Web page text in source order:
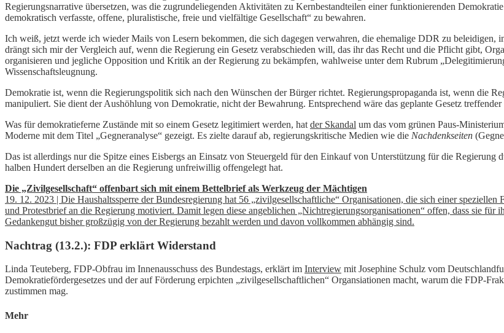
Regierungsnarrative übersetzen, was die zugrundeliegenden Aktivitäten zu Kernbestandteilen einer funktionierenden
demokratisch verfasste, offene, pluralistische, freie und vielfältige Gesellschaft“ zu bewahren.
Ich weiß, jetzt werde ich wieder Mails von Lesern bekommen, die sich dagegen verwahren, die ehemalige DDR zu beleidigen,
drängt sich mir der Vergleich auf, wenn die Regierung ein Gesetz verabschieden will, das ihr das Recht und die Pflicht gibt,
organisieren und jegliche Opposition und Kritik an der Regierung zu bekämpfen, wahlweise unter dem Rubrum
Wissenschaftsleugnung.
Demokratie ist, wenn die Regierungspolitik sich nach den Wünschen der Bürger richtet. Regierungspropaganda ist, wenn die
manipuliert. Sie dient der Aushöhlung von Demokratie, nicht der Bewahrung. Entsprechend wäre das geplante Gesetz
Was für demokratieferne Zustände mit so einem Gesetz legitimiert werden, hat der Skandal um das vom grünen Paus-
Moderne mit dem Titel „Gegneranalyse“ gezeigt. Es zielte darauf ab, regierungskritische Medien wie die Nachdenkseiten
Das ist allerdings nur die Spitze eines Eisbergs an Einsatz von Steuergeld für den Einkauf von Unterstützung für die
halben Hundert derselben an die Regierung unfreiwillig offengelegt hat.
Die „Zivilgesellschaft“ offenbart sich mit einem Bettelbrief als Werkzeug der Mächtigen
19. 12. 2023 | Die Haushaltssperre der Bundesregierung hat 56 „zivilgesellschaftliche“ Organisationen, die sich einer
und Protestbrief an die Regierung motiviert. Damit legen diese angeblichen „Nichtregierungsorganisationen“ offen, dass sie
Gedankengut bisher großzügig von der Regierung bezahlt werden und davon vollkommen abhängig sind.
Nachtrag (13.2.): FDP erklärt Widerstand
Linda Teuteberg, FDP-Obfrau im Innenausschuss des Bundestags, erklärt im Interview mit Josephine Schulz vom
Demokratiefördergesetzes und der auf Förderung erpichten „zivilgesellschaftlichen“ Organsiationen macht, warum die FDP-
zustimmen mag.
Mehr